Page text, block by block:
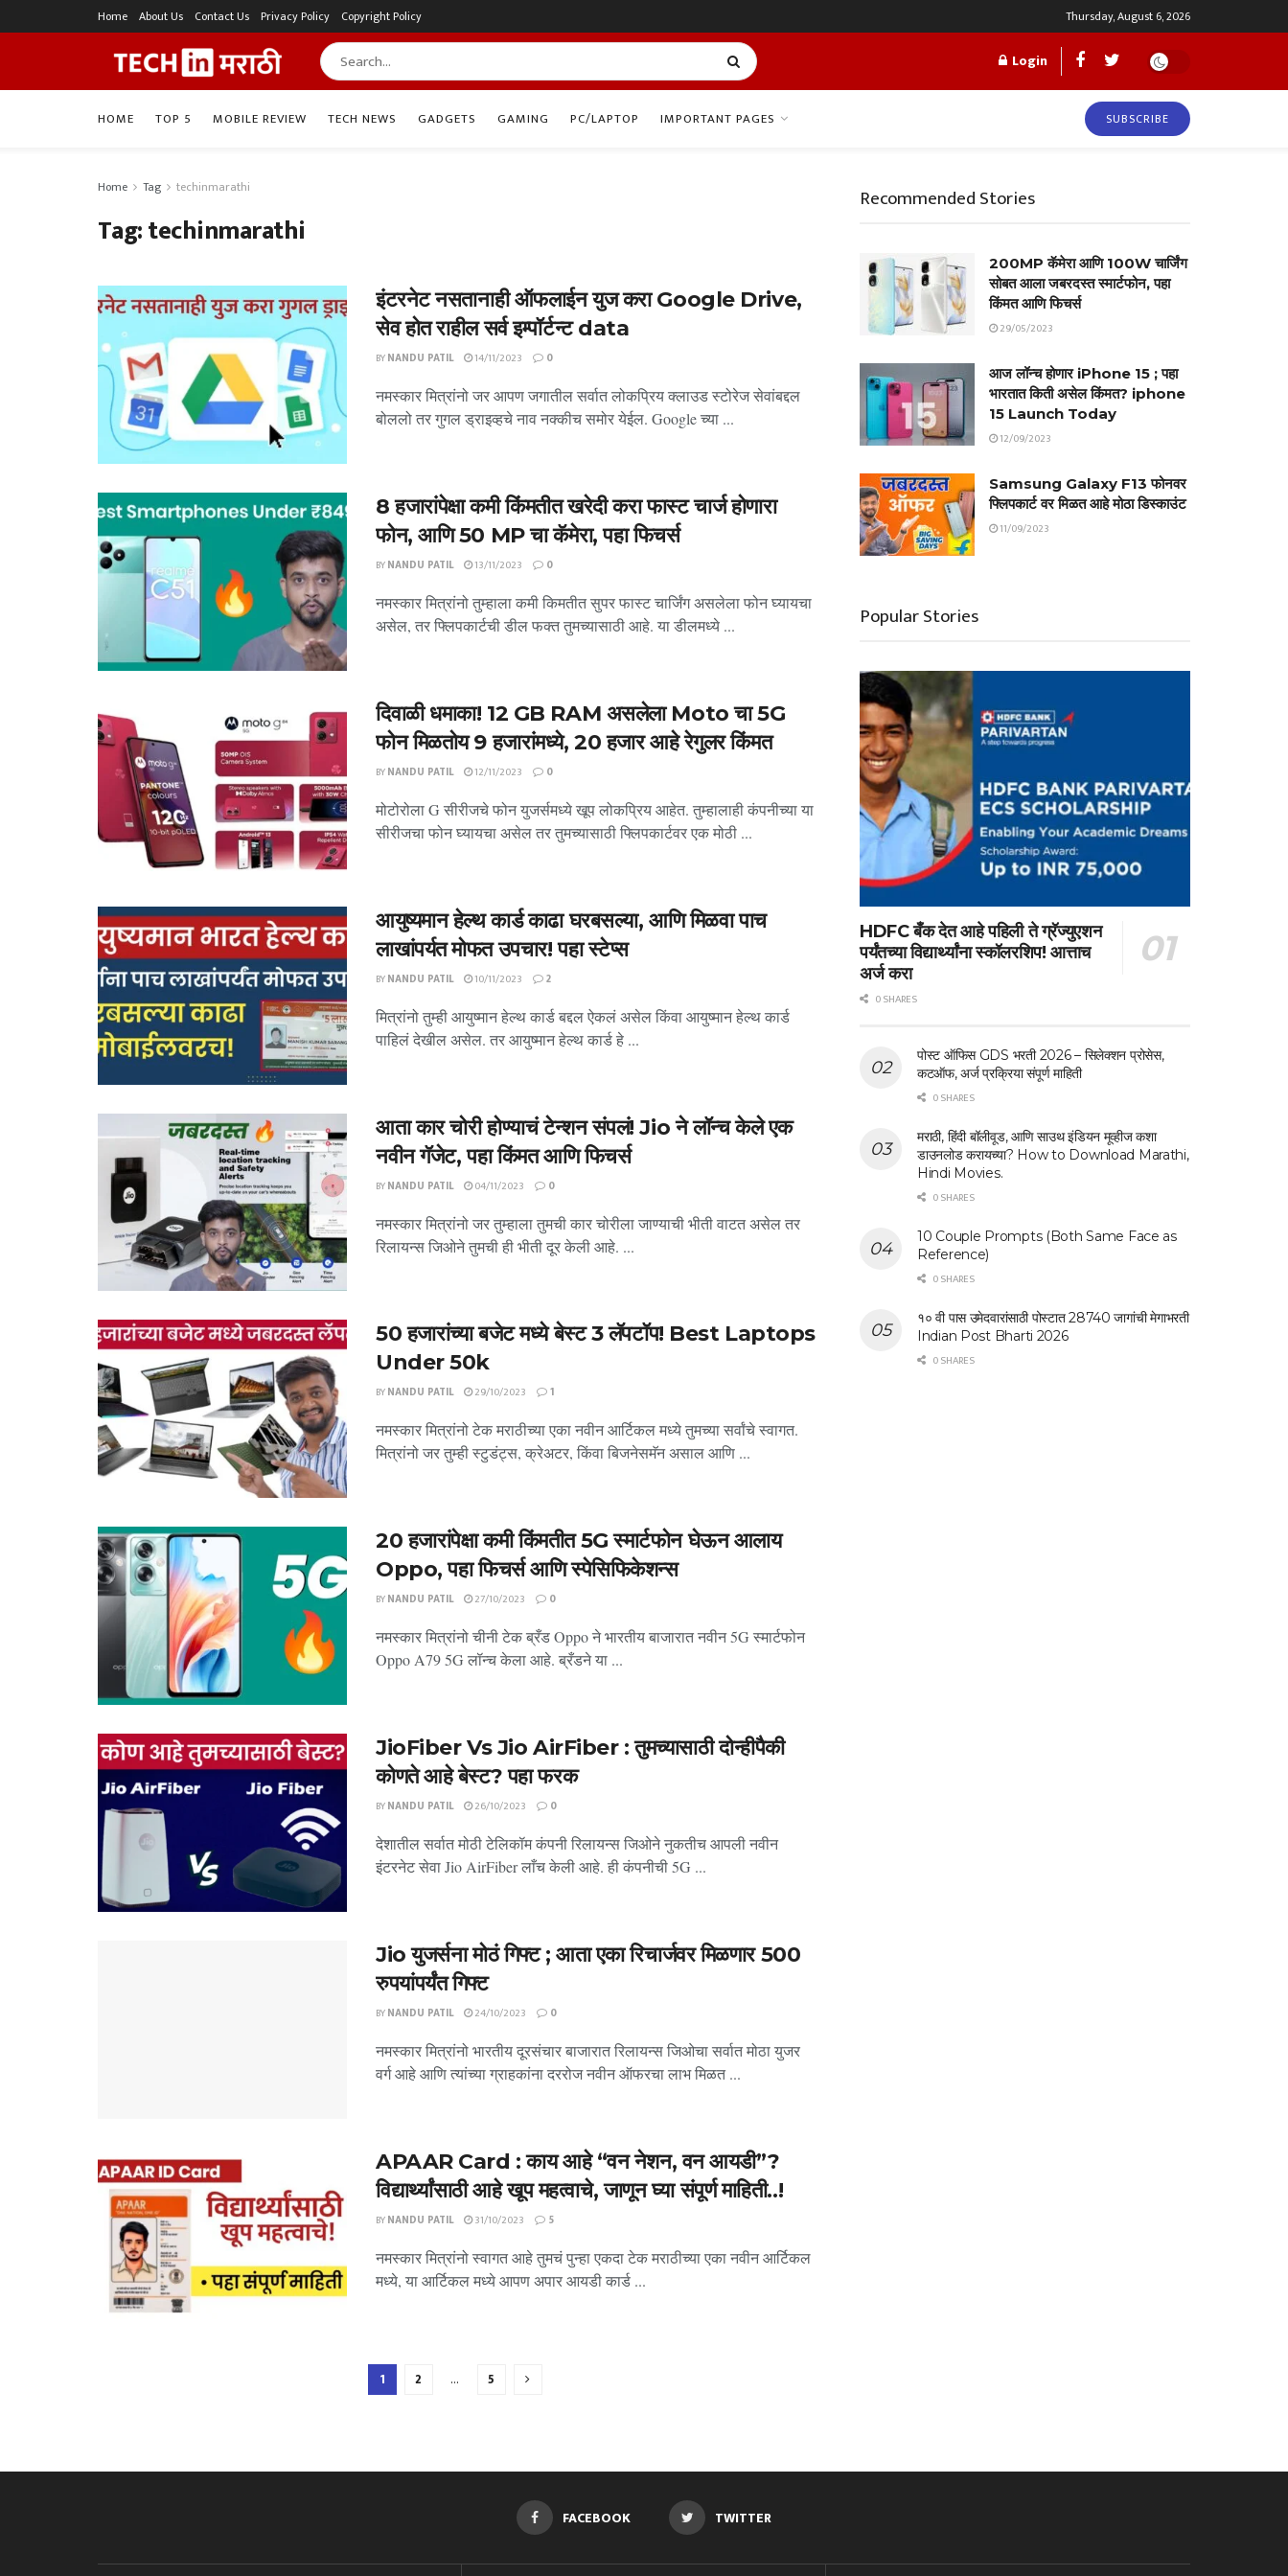
Home About Us Contact Us Privacy Policy Copyright Policy Thursday, August 6, 2026
Login
HOME TOP 5 MOBILE REVIEW TECH NEWS GADGETS GAMING PC/LAPTOP IMPORTANT PAGES SUBSCRIBE
Home Tag techinmarathi
Tag:techinmarathi
इंटरनेट नसतानाही ऑफलाईन युज करा Google Drive,
सेव होत राहील सर्व इम्पॉर्टन्ट data
BYNANDU PATIL 14/11/2023 0
नमस्कार मित्रांनो जर आपण जगातील सर्वात लोकप्रिय क्लाउड स्टोरेज सेवांबद्दल
बोललो तर गुगल ड्राइव्हचे नाव नक्कीच समोर येईल. Google च्या ...
8 हजारांपेक्षा कमी किंमतीत खरेदी करा फास्ट चार्ज होणारा
फोन, आणि 50 MP चा कॅमेरा, पहा फिचर्स
BYNANDU PATIL 13/11/2023 0
नमस्कार मित्रांनो तुम्हाला कमी किमतीत सुपर फास्ट चार्जिंग असलेला फोन घ्यायचा
असेल, तर फ्लिपकार्टची डील फक्त तुमच्यासाठी आहे. या डीलमध्ये ...
दिवाळी धमाका! 12 GB RAM असलेला Moto चा 5G
फोन मिळतोय 9 हजारांमध्ये, 20 हजार आहे रेगुलर किंमत
BYNANDU PATIL 12/11/2023 0
मोटोरोला G सीरीजचे फोन युजर्समध्ये खूप लोकप्रिय आहेत. तुम्हालाही कंपनीच्या या
सीरीजचा फोन घ्यायचा असेल तर तुमच्यासाठी फ्लिपकार्टवर एक मोठी ...
आयुष्यमान हेल्थ कार्ड काढा घरबसल्या, आणि मिळवा पाच
लाखांपर्यत मोफत उपचार! पहा स्टेप्स
BYNANDU PATIL 10/11/2023 2
मित्रांनो तुम्ही आयुष्मान हेल्थ कार्ड बद्दल ऐकलं असेल किंवा आयुष्मान हेल्थ कार्ड
पाहिलं देखील असेल. तर आयुष्मान हेल्थ कार्ड हे ...
आता कार चोरी होण्याचं टेन्शन संपलं! Jio ने लॉन्च केले एक
नवीन गॅजेट, पहा किंमत आणि फिचर्स
BYNANDU PATIL 04/11/2023 0
नमस्कार मित्रांनो जर तुम्हाला तुमची कार चोरीला जाण्याची भीती वाटत असेल तर
रिलायन्स जिओने तुमची ही भीती दूर केली आहे. ...
50 हजारांच्या बजेट मध्ये बेस्ट 3 लॅपटॉप! Best Laptops
Under 50k
BYNANDU PATIL 29/10/2023 1
नमस्कार मित्रांनो टेक मराठीच्या एका नवीन आर्टिकल मध्ये तुमच्या सर्वांचे स्वागत.
मित्रांनो जर तुम्ही स्टुडंट्स, क्रेअटर, किंवा बिजनेसमॅन असाल आणि ...
20 हजारांपेक्षा कमी किंमतीत 5G स्मार्टफोन घेऊन आलाय
Oppo, पहा फिचर्स आणि स्पेसिफिकेशन्स
BYNANDU PATIL 27/10/2023 0
नमस्कार मित्रांनो चीनी टेक ब्रँड Oppo ने भारतीय बाजारात नवीन 5G स्मार्टफोन
Oppo A79 5G लॉन्च केला आहे. ब्रँडने या ...
JioFiber Vs Jio AirFiber : तुमच्यासाठी दोन्हीपैकी
कोणते आहे बेस्ट? पहा फरक
BYNANDU PATIL 26/10/2023 0
देशातील सर्वात मोठी टेलिकॉम कंपनी रिलायन्स जिओने नुकतीच आपली नवीन
इंटरनेट सेवा Jio AirFiber लाँच केली आहे. ही कंपनीची 5G ...
Jio युजर्सना मोठं गिफ्ट ; आता एका रिचार्जवर मिळणार 500
रुपयांपर्यंत गिफ्ट
BYNANDU PATIL 24/10/2023 0
नमस्कार मित्रांनो भारतीय दूरसंचार बाजारात रिलायन्स जिओचा सर्वात मोठा युजर
वर्ग आहे आणि त्यांच्या ग्राहकांना दररोज नवीन ऑफरचा लाभ मिळत ...
APAAR Card : काय आहे “वन नेशन, वन आयडी”?
विद्यार्थ्यांसाठी आहे खूप महत्वाचे, जाणून घ्या संपूर्ण माहिती..!
BYNANDU PATIL 31/10/2023 5
नमस्कार मित्रांनो स्वागत आहे तुमचं पुन्हा एकदा टेक मराठीच्या एका नवीन आर्टिकल
मध्ये, या आर्टिकल मध्ये आपण अपार आयडी कार्ड ...
1 2 … 5
Recommended Stories
200MP कॅमेरा आणि 100W चार्जिंग
सोबत आला जबरदस्त स्मार्टफोन, पहा
किंमत आणि फिचर्स
29/05/2023
आज लॉन्च होणार iPhone 15 ; पहा
भारतात किती असेल किंमत? iphone
15 Launch Today
12/09/2023
Samsung Galaxy F13 फोनवर
फ्लिपकार्ट वर मिळत आहे मोठा डिस्काउंट
11/09/2023
Popular Stories
HDFC बँक देत आहे पहिली ते ग्रॅज्युएशन
पर्यंतच्या विद्यार्थ्यांना स्कॉलरशिप! आत्ताच
अर्ज करा
0 SHARES
पोस्ट ऑफिस GDS भरती 2026 – सिलेक्शन प्रोसेस,
कटऑफ, अर्ज प्रक्रिया संपूर्ण माहिती
0 SHARES
मराठी, हिंदी बॉलीवूड, आणि साउथ इंडियन मूव्हीज कशा
डाउनलोड करायच्या? How to Download Marathi,
Hindi Movies.
0 SHARES
10 Couple Prompts (Both Same Face as
Reference)
0 SHARES
१० वी पास उमेदवारांसाठी पोस्टात 28740 जागांची मेगाभरती
Indian Post Bharti 2026
0 SHARES
FACEBOOK TWITTER